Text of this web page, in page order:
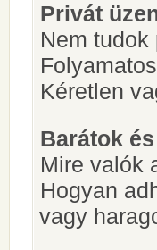
Privát
Nem tudok
Kéretlen
Barátok
Mire valók
Hogyan
vagy